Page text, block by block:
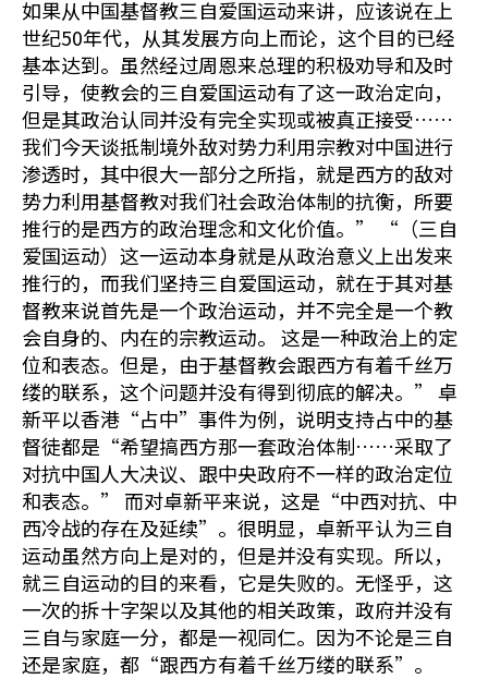
如果从中国基督教三自爱国运动来讲，应该说在上
世纪50年代，从其发展方向上而论，这个目的已经
基本达到。虽然经过周恩来总理的积极劝导和及时
引导，使教会的三自爱国运动有了这一政治定向，
但是其政治认同并没有完全实现或被真正接受……
我们今天谈抵制境外敌对势力利用宗教对中国进行
渗透时，其中很大一部分之所指，就是西方的敌对
势力利用基督教对我们社会政治体制的抗衡，所要
推行的是西方的政治理念和文化价值。” “（三自
爱国运动）这一运动本身就是从政治意义上出发来
推行的，而我们坚持三自爱国运动，就在于其对基
督教来说首先是一个政治运动，并不完全是一个教
会自身的、内在的宗教运动。 这是一种政治上的定
位和表态。但是，由于基督教会跟西方有着千丝万
缕的联系，这个问题并没有得到彻底的解决。” 卓
新平以香港“占中”事件为例，说明支持占中的基
督徒都是“希望搞西方那一套政治体制……采取了
对抗中国人大决议、跟中央政府不一样的政治定位
和表态。” 而对卓新平来说，这是“中西对抗、中
西冷战的存在及延续”。很明显，卓新平认为三自
运动虽然方向上是对的，但是并没有实现。所以，
就三自运动的目的来看，它是失败的。无怪乎，这
一次的拆十字架以及其他的相关政策，政府并没有
三自与家庭一分，都是一视同仁。因为不论是三自
还是家庭，都“跟西方有着千丝万缕的联系”。